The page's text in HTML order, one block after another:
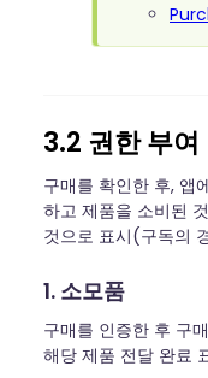
3.2 권한 부여
구매를 확인한 후, 앱
하고 제품을 소비된
것으로 표시(구독의
1. 소모품
구매를 인증한 후 구
해당 제품 전달 완료